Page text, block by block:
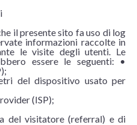
il presente sito fa uso di log
informazioni raccolte in
le visite degli utenti. Le
essere le seguenti: •
del dispositivo usato per
(ISP);
del visitatore (referral) e di